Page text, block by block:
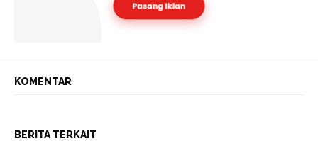
KOMENTAR
BERITA TERKAIT